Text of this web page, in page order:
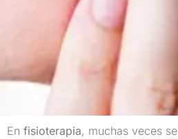
En fisioterapia, muchas veces